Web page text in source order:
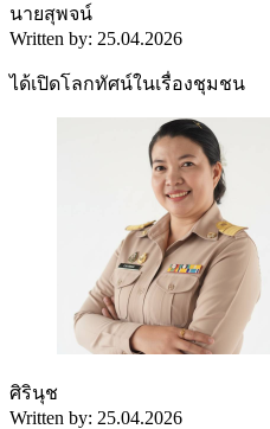
นายสุพจน์
Written by: 25.04.2026
ได้เปิดโลกทัศน์ในเรื่องชุมชน
ศิรินุช
Written by: 25.04.2026